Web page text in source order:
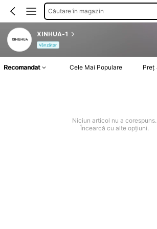
Căutare în magazin
XINHUA-1
Vânzător
Recomandat Cele Mai Populare Preț
Niciun articol nu a corespuns.
Încearcă cu alte opțiuni.